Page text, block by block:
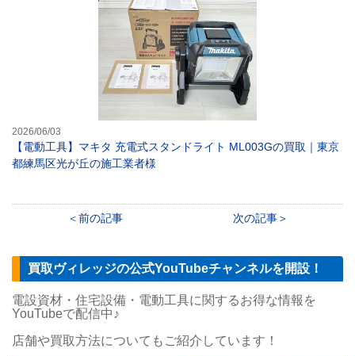
2026/06/03
【電動工具】マキタ 充電式スタンドライト ML003Gの買取｜東京
都練馬区光が丘の施工業者様
前の記事 次の記事
買取ヴィレッジの公式YouTubeチャンネルを開設！
電設資材・住宅設備・電動工具に関するお得な情報を
YouTubeで配信中♪
店舗や買取方法についてもご紹介しています！